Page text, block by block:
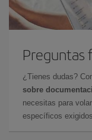
Preguntas
¿Tienes dudas?
sobre
necesitas para
específicos